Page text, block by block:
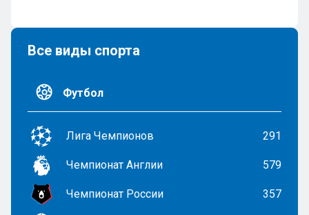
Все виды спорта
Футбол
Лига Чемпионов 291
Чемпионат Англии 579
Чемпионат России 357